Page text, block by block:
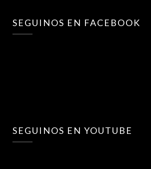
SEGUINOS EN FACEBOOK
SEGUINOS EN YOUTUBE